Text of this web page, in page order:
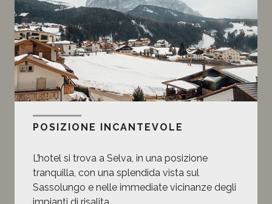
POSIZIONE INCANTEVOLE
L’hotel si trova a Selva, in una posizione
tranquilla, con una splendida vista sul
Sassolungo e nelle immediate vicinanze degli